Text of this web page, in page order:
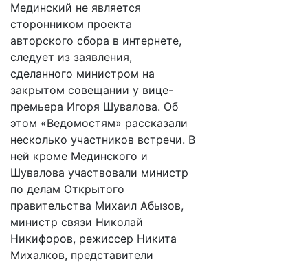
Мединский не является
сторонником проекта
авторского сбора в интернете,
следует из заявления,
сделанного министром на
закрытом совещании у вице-
премьера Игоря Шувалова. Об
этом «Ведомостям» рассказали
несколько участников встречи. В
ней кроме Мединского и
Шувалова участвовали министр
по делам Открытого
правительства Михаил Абызов,
министр связи Николай
Никифоров, режиссер Никита
Михалков, представители